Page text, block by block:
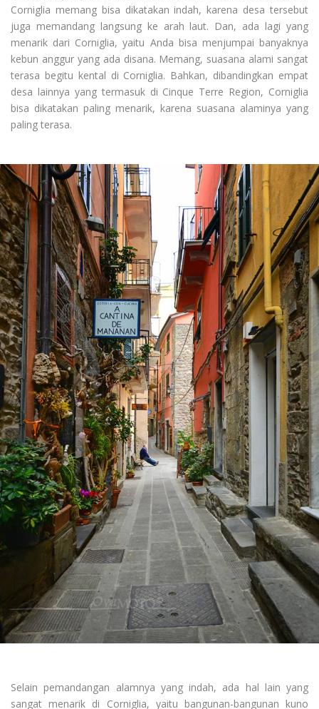
Corniglia memang bisa dikatakan indah, karena desa tersebut
juga memandang langsung ke arah laut. Dan, ada lagi yang
menarik dari Corniglia, yaitu Anda bisa menjumpai banyaknya
kebun anggur yang ada disana. Memang, suasana alami sangat
terasa begitu kental di Corniglia. Bahkan, dibandingkan empat
desa lainnya yang termasuk di Cinque Terre Region, Corniglia
bisa dikatakan paling menarik, karena suasana alaminya yang
paling terasa.
Selain pemandangan alamnya yang indah, ada hal lain yang
sangat menarik di Corniglia, yaitu bangunan-bangunan kuno